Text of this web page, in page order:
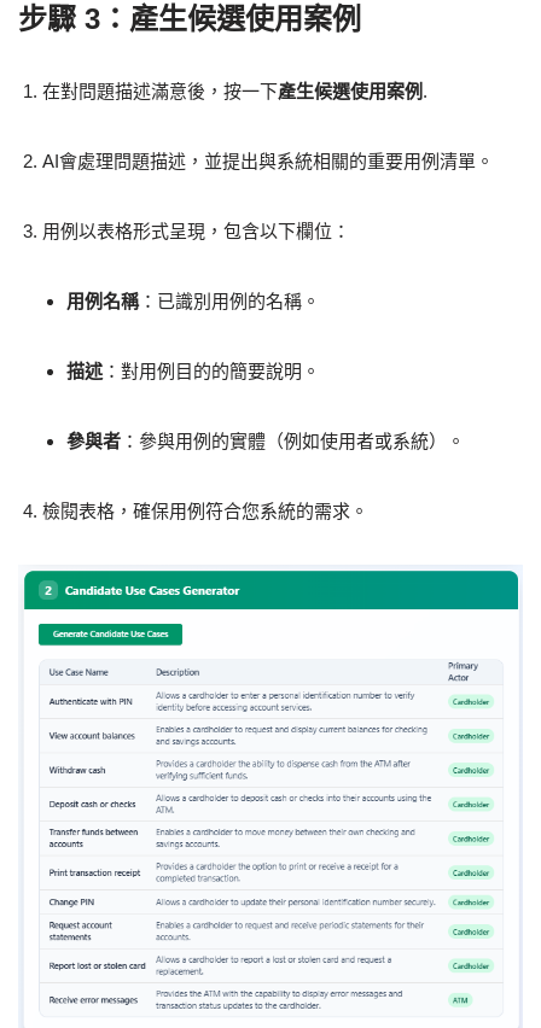
步驟 3：產生候選使用案例
在對問題描述滿意後，按一下產生候選使用案例 .
AI會處理問題描述，並提出與系統相關的重要用例清單。
用例以表格形式呈現，包含以下欄位：
用例名稱：已識別用例的名稱。
描述 ：對用例目的的簡要說明。
參與者 ：參與用例的實體（例如使用者或系統）。
檢閱表格，確保用例符合您系統的需求。